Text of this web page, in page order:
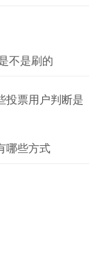
不是刷的
投票用户判断是
哪些方式